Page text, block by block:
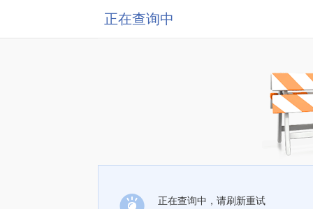
正在查询中
正在查询中，请刷新重试